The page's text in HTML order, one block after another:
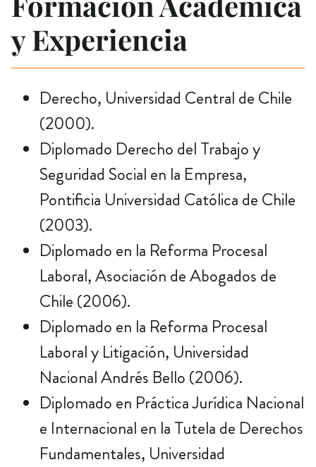
y Experiencia
Derecho, Universidad Central de Chile
(2000).
Diplomado Derecho del Trabajo y
Seguridad Social en la Empresa,
Pontificia Universidad Católica de Chile
(2003).
Diplomado en la Reforma Procesal
Laboral, Asociación de Abogados de
Chile (2006).
Diplomado en la Reforma Procesal
Laboral y Litigación, Universidad
Nacional Andrés Bello (2006).
Diplomado en Práctica Jurídica Nacional
e Internacional en la Tutela de Derechos
Fundamentales, Universidad